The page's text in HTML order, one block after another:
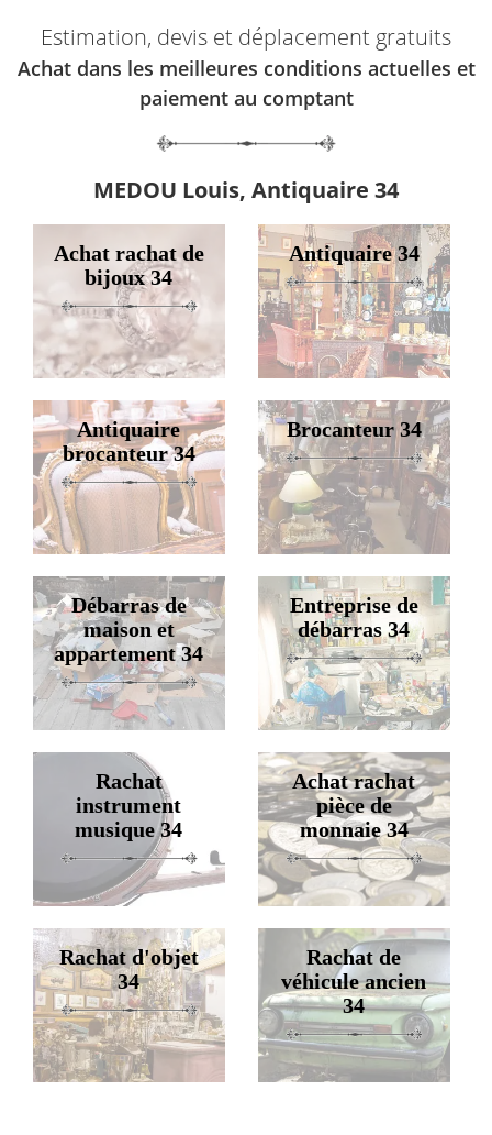
Estimation, devis et déplacement gratuits
Achat dans les meilleures conditions actuelles et
paiement au comptant
MEDOU Louis, Antiquaire 34
Achat rachat de
bijoux 34
Antiquaire 34
Antiquaire
brocanteur 34
Brocanteur 34
Débarras de
maison et
appartement 34
Entreprise de
débarras 34
Rachat
instrument
musique 34
Achat rachat
pièce de
monnaie 34
Rachat d'objet
34
Rachat de
véhicule ancien
34